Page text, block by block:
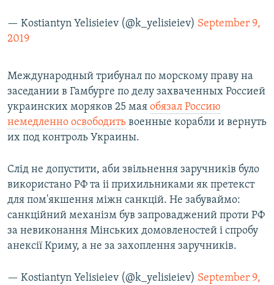
— Kostiantyn Yelisieiev (@k_yelisieiev) September 9,
2019
Международный трибунал по морскому праву на
заседании в Гамбурге по делу захваченных Россией
украинских моряков 25 мая обязал Россию
немедленно освободить военные корабли и вернуть
их под контроль Украины.​
Слід не допустити, аби звільнення заручників було
використано РФ та іі прихильниками як претекст
для пом'якшення міжн санкцій. Не забуваймо:
санкційний механізм був запроваджений проти РФ
за невиконання Мінських домовленостей і спробу
анексії Криму, а не за захоплення заручників.
— Kostiantyn Yelisieiev (@k_yelisieiev) September 9,